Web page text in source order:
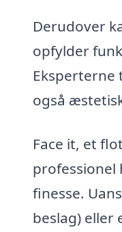
Derudover
opfylder
Eksperterne
også
Face it, et
finesse.
beslag) eller